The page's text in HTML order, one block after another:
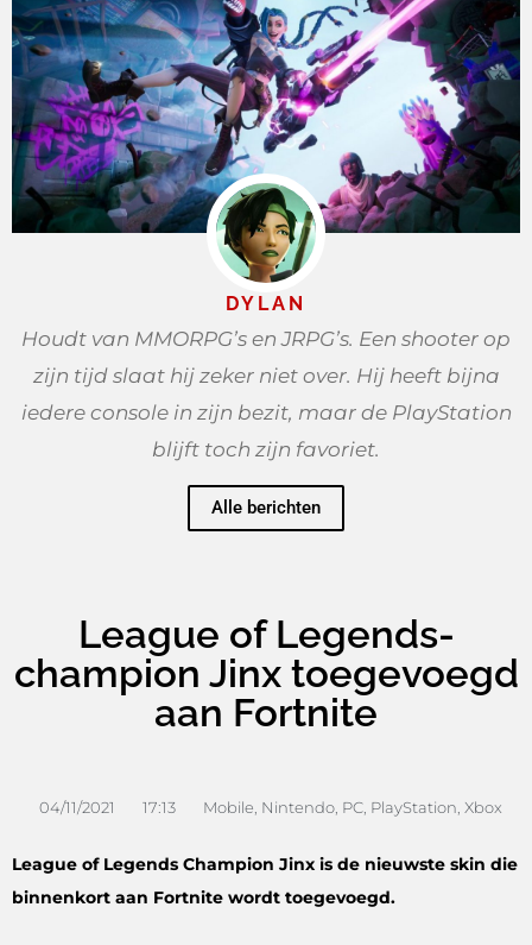
DYLAN
Houdt van MMORPG’s en JRPG’s. Een shooter op
zijn tijd slaat hij zeker niet over. Hij heeft bijna
iedere console in zijn bezit, maar de PlayStation
blijft toch zijn favoriet.
Alle berichten
League of Legends-
champion Jinx toegevoegd
aan Fortnite
04/11/2021 17:13 Mobile Nintendo PC PlayStation Xbox
League of Legends Champion Jinx is de nieuwste skin die
binnenkort aan Fortnite wordt toegevoegd.